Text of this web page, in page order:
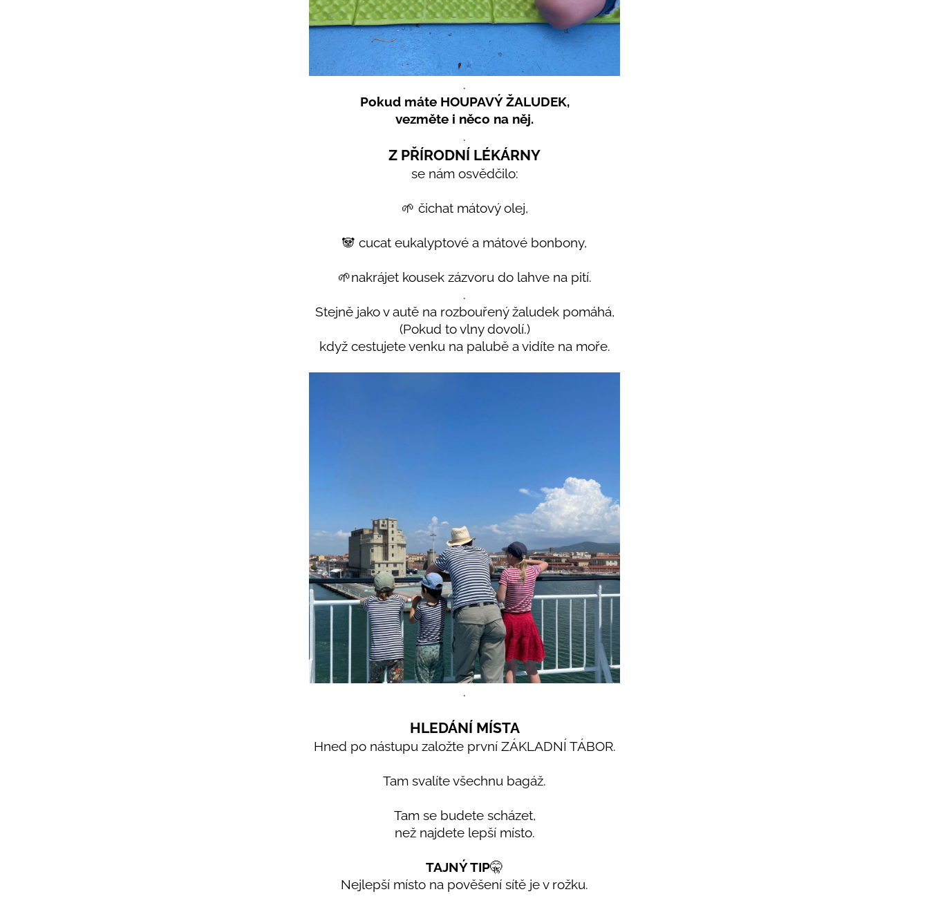
.
Pokud máte HOUPAVÝ ŽALUDEK,
vezměte i něco na něj.
.
Z PŘÍRODNÍ LÉKÁRNY
se nám osvědčilo:
🌱 čichat mátový olej,
🐼 cucat eukalyptové a mátové bonbony,
🌱nakrájet kousek zázvoru do lahve na pití.
.
Stejně jako v autě na rozbouřený žaludek pomáhá,
(Pokud to vlny dovolí.)
když cestujete venku na palubě a vidíte na moře.
.
HLEDÁNÍ MÍSTA
Hned po nástupu založte první ZÁKLADNÍ TÁBOR.
Tam svalíte všechnu bagáž.
Tam se budete scházet,
než najdete lepší místo.
TAJNÝ TIP🤫
Nejlepší místo na pověšení sítě je v rožku.